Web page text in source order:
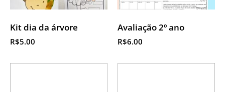
Kit dia da árvore
R$5.00
Avaliação 2º ano
R$6.00